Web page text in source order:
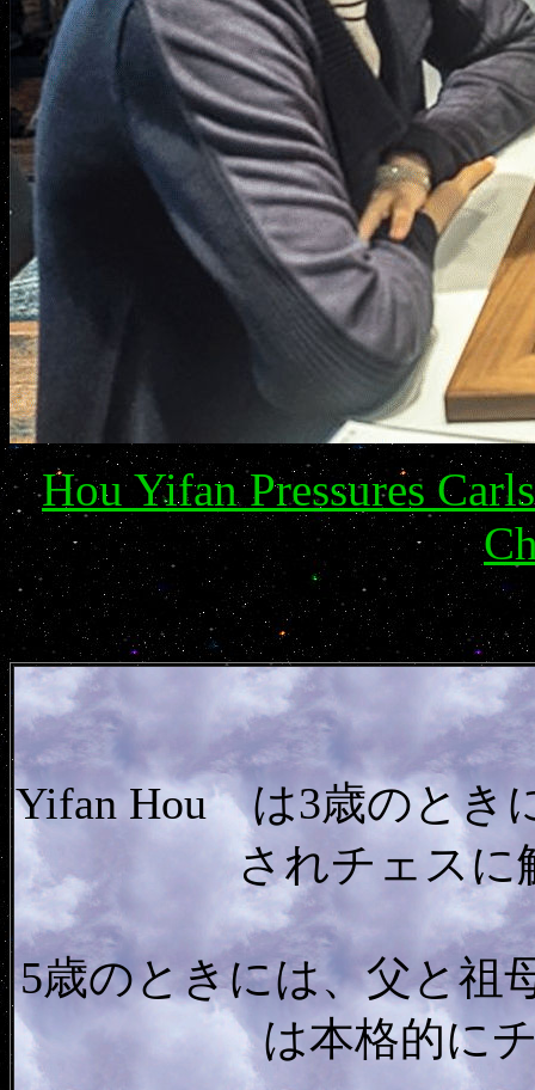
Hou Yifan Pressures
Yifan Hou は3歳のとき
されチェスに
5歳のときには、父と祖
は本格的に